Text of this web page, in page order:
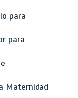
para
para
Maternidad